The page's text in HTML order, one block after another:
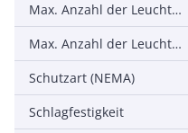
Max. Anzahl der Leuchten pro Leitungsschutzschalter B16
Max. Anzahl der Leuchten pro Leitungsschutzschalter C16
Schutzart (NEMA)
Schlagfestigkeit